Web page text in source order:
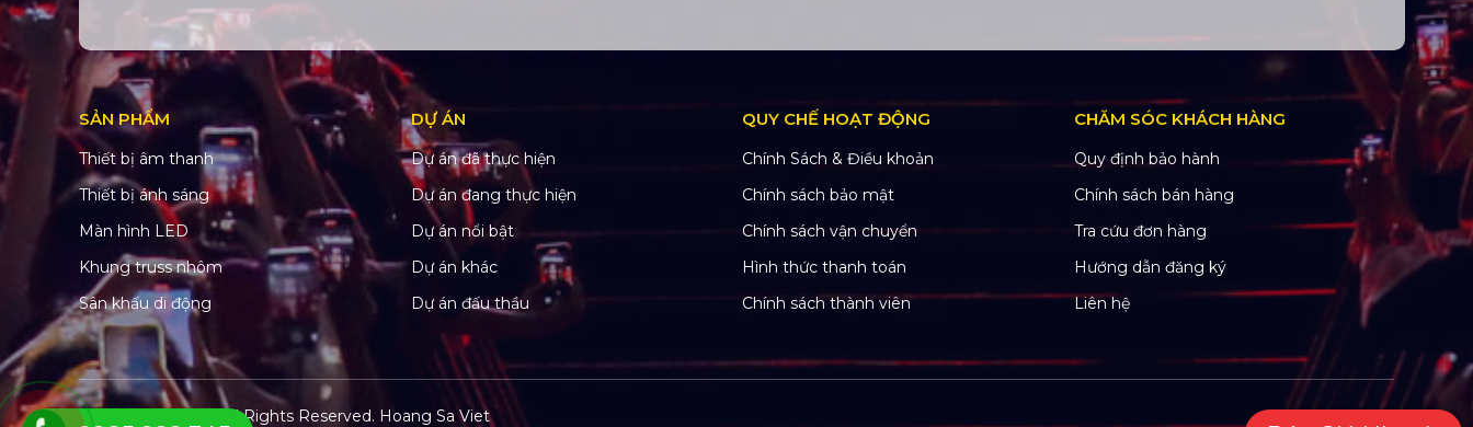
SẢN PHẨM
Thiết bị âm thanh
Thiết bị ánh sáng
Màn hình LED
Khung truss nhôm
Sân khấu di động
DỰ ÁN
Dự án đã thực hiện
Dự án đang thực hiện
Dự án nổi bật
Dự án khác
Dự án đấu thầu
QUY CHẾ HOẠT ĐỘNG
Chính Sách & Điều khoản
Chính sách bảo mật
Chính sách vận chuyển
Hình thức thanh toán
Chính sách thành viên
CHĂM SÓC KHÁCH HÀNG
Quy định bảo hành
Chính sách bán hàng
Tra cứu đơn hàng
Hướng dẫn đăng ký
Liên hệ
© Copyright 2022. All Rights Reserved. Hoang Sa Viet